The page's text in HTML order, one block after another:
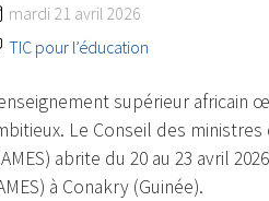
mardi 21 avril 2026
TIC pour l’éducation
supérieur africain
Le Conseil des
abrite du 20 au 23 avril
à Conakry (Guinée).